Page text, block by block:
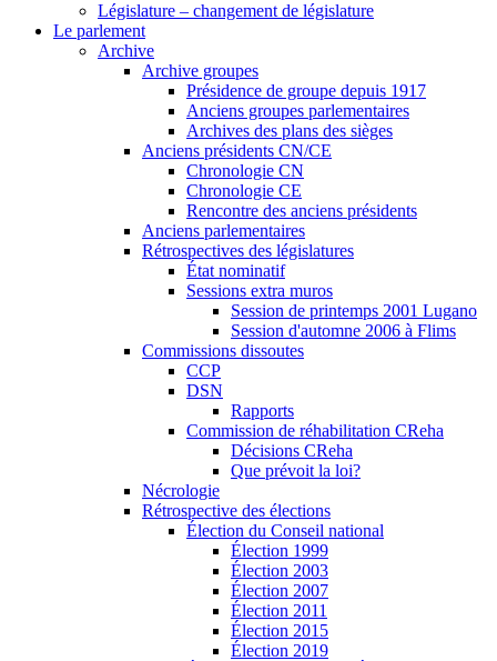
Législature – changement de législature
Le parlement
Archive
Archive groupes
Présidence de groupe depuis 1917
Anciens groupes parlementaires
Archives des plans des sièges
Anciens présidents CN/CE
Chronologie CN
Chronologie CE
Rencontre des anciens présidents
Anciens parlementaires
Rétrospectives des législatures
État nominatif
Sessions extra muros
Session de printemps 2001 Lugano
Session d'automne 2006 à Flims
Commissions dissoutes
CCP
DSN
Rapports
Commission de réhabilitation CReha
Décisions CReha
Que prévoit la loi?
Nécrologie
Rétrospective des élections
Élection du Conseil national
Élection 1999
Élection 2003
Élection 2007
Élection 2011
Élection 2015
Élection 2019